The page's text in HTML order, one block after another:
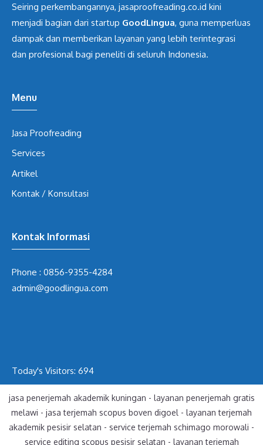
Seiring perkembangannya, jasaproofreading.co.id kini
menjadi bagian dari startup GoodLingua, guna memperluas
dampak dan memberikan layanan yang lebih terintegrasi
dan profesional bagi peneliti di seluruh Indonesia.
Menu
Jasa Proofreading
Services
Artikel
Kontak / Konsultasi
Kontak Informasi
Phone : 0856-9355-4284
admin@goodlingua.com
Today's Visitors: 694
jasa penerjemah akademik kuningan - layanan penerjemah gratis
melawi - jasa terjemah scopus boven digoel - layanan terjemah
akademik pesisir selatan - service terjemah schimago morowali -
service editing scopus pesisir selatan - layanan terjemah